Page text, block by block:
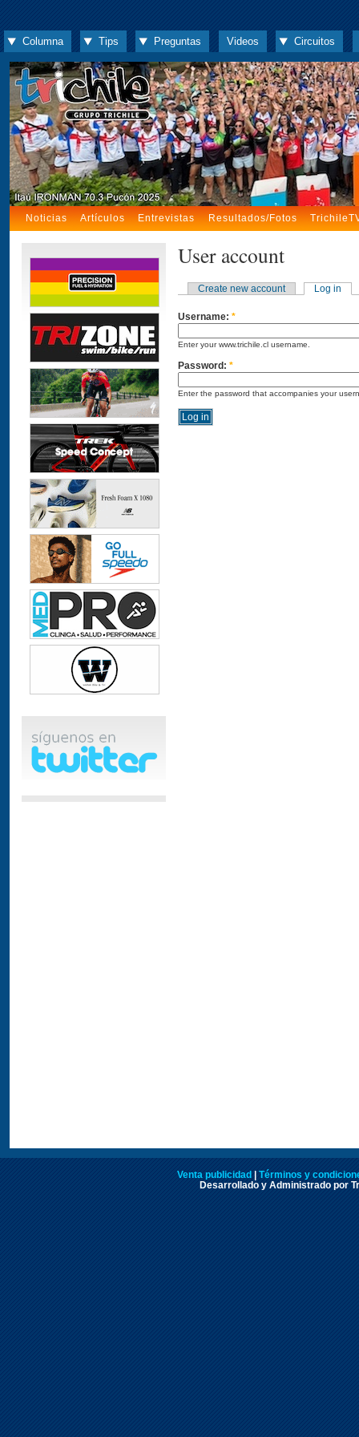
Columna Tips Preguntas Videos Circuitos
Noticias Artículos Entrevistas Resultados/Fotos
User account
Create new account Log in
Username: *
Enter your www.trichile.cl username.
Password: *
Enter the password that accompanies your
Venta publicidad
Términos y
Desarrollado y Administrado por